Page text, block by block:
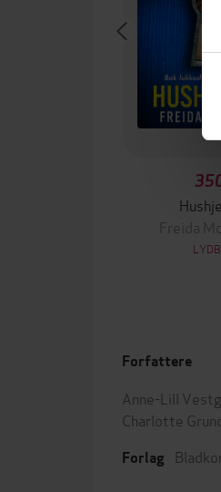
Freida
Forfattere
Anne-Lill
Charlotte
Forlag